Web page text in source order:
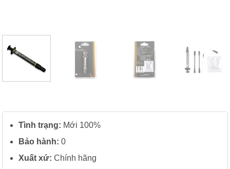
Tình trạng: Mới 100%
Bảo hành: 0
Xuất xứ: Chính hãng